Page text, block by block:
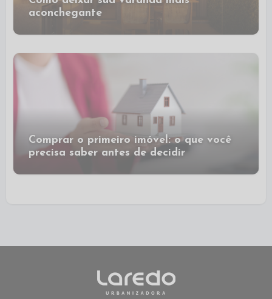
aconchegante
Comprar o primeiro imóvel: o que você
precisa saber antes de decidir